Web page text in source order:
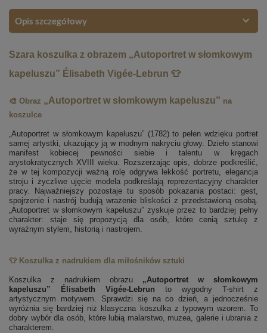
Opis szczegółowy
Szara koszulka z obrazem „Autoportret w słomkowym
kapeluszu” Élisabeth Vigée-Lebrun 👕
🎨 Obraz „Autoportret w słomkowym kapeluszu” na
koszulce
„Autoportret w słomkowym kapeluszu” (1782) to pełen wdzięku portret
samej artystki, ukazujący ją w modnym nakryciu głowy. Dzieło stanowi
manifest kobiecej pewności siebie i talentu w kręgach
arystokratycznych XVIII wieku. Rozszerzając opis, dobrze podkreślić,
że w tej kompozycji ważną rolę odgrywa lekkość portretu, elegancja
stroju i życzliwe ujęcie modela podkreślają reprezentacyjny charakter
pracy. Najważniejszy pozostaje tu sposób pokazania postaci: gest,
spojrzenie i nastrój budują wrażenie bliskości z przedstawioną osobą.
„Autoportret w słomkowym kapeluszu” zyskuje przez to bardziej pełny
charakter: staje się propozycją dla osób, które cenią sztukę z
wyraźnym stylem, historią i nastrojem.
👕 Koszulka z nadrukiem dla miłośników sztuki
Koszulka z nadrukiem obrazu „Autoportret w słomkowym
kapeluszu” Élisabeth Vigée-Lebrun to wygodny T-shirt z
artystycznym motywem. Sprawdzi się na co dzień, a jednocześnie
wyróżnia się bardziej niż klasyczna koszulka z typowym wzorem. To
dobry wybór dla osób, które lubią malarstwo, muzea, galerie i ubrania z
charakterem.